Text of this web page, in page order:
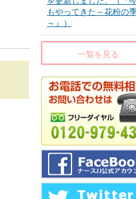
もやってきた～花粉の
～』）
一覧を見る